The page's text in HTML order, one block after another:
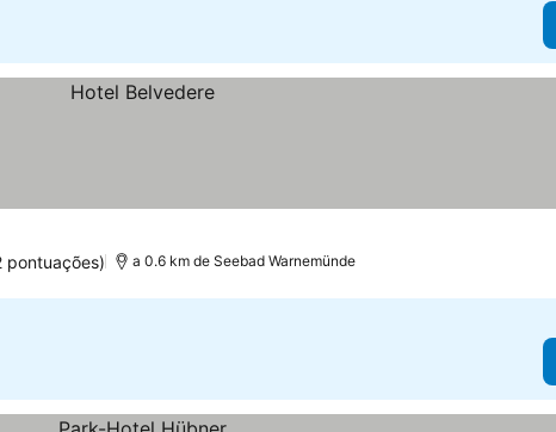
pontuações) a 0.6 km de Seebad Warnemünde